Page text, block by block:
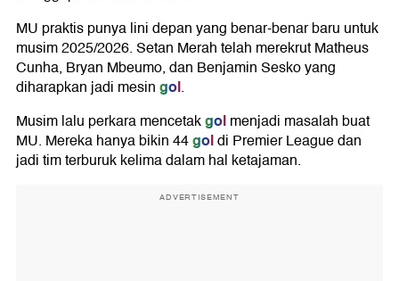
MU praktis punya lini depan yang benar-benar baru untuk
musim 2025/2026. Setan Merah telah merekrut Matheus
Cunha, Bryan Mbeumo, dan Benjamin Sesko yang
diharapkan jadi mesingol.
Musim lalu perkara mencetakgolmenjadi masalah buat
MU. Mereka hanya bikin 44goldi Premier League dan
jadi tim terburuk kelima dalam hal ketajaman.
ADVERTISEMENT